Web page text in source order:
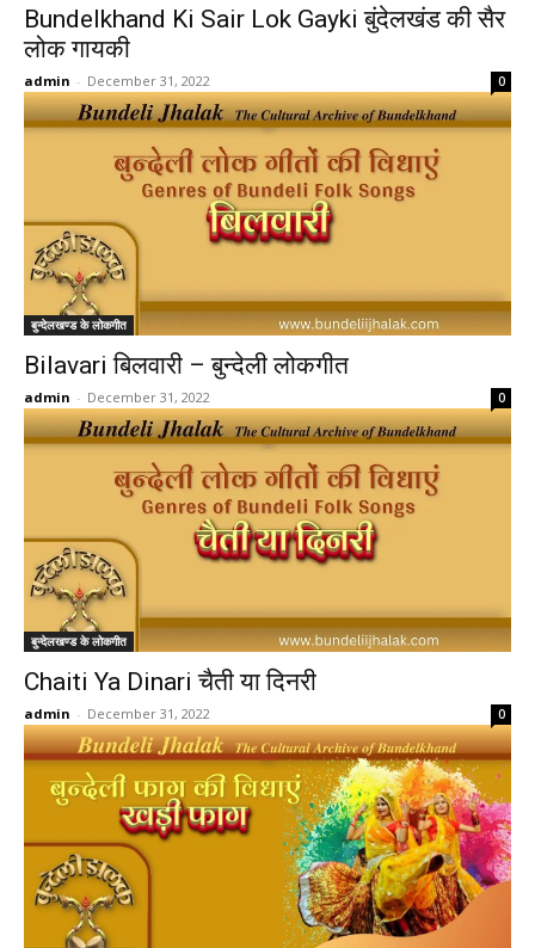
Bundelkhand Ki Sair Lok Gayki बुंदेलखंड की सैर
लोक गायकी
admin - December 31, 2022 0
बुन्देलखण्ड के लोकगीत
Bilavari बिलवारी – बुन्देली लोकगीत
admin - December 31, 2022 0
बुन्देलखण्ड के लोकगीत
Chaiti Ya Dinari चैती या दिनरी
admin - December 31, 2022 0